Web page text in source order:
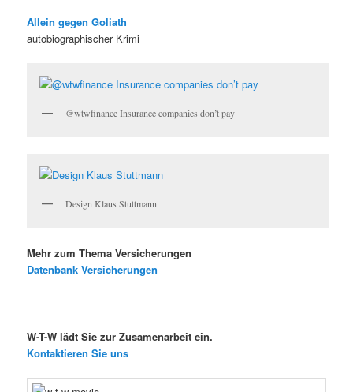
Allein gegen Goliath
autobiographischer Krimi
@wtwfinance Insurance companies don’t pay
Design Klaus Stuttmann
Mehr zum Thema Versicherungen
Datenbank Versicherungen
W-T-W lädt Sie zur Zusamenarbeit ein.
Kontaktieren Sie uns